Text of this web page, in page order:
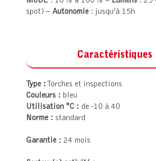
spot) –Autonomie : jusqu’à 15h
Caractéristiques
Type : Torches et inspections
Couleurs : bleu
Utilisation °C : de -10 à 40
Norme : standard
Garantie : 24 mois